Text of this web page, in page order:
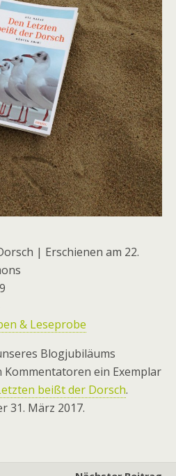
| Erschienen am 22.
& Leseprobe
Blogjubiläums
ein Exemplar
beißt der Dorsch.
31. März 2017.